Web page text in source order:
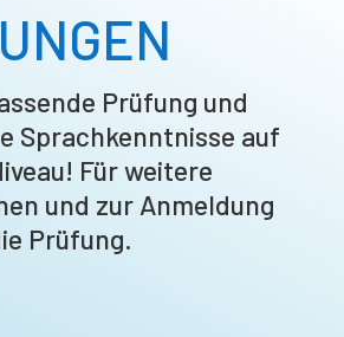
Prüfung und
Sprachkenntnisse auf
Für weitere
und zur Anmeldung
Prüfung.